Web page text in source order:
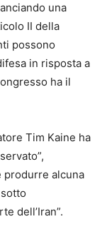
una
II della
possono
in risposta a
ha il
Tim Kaine ha
produrre alcuna
dell’Iran”.